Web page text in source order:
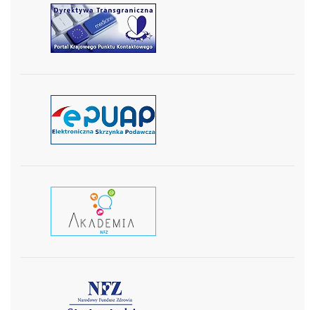
czytaj więcej
czytaj więcej
czytaj więcej